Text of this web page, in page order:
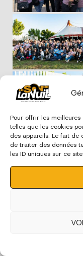
Pour offrir les
telles que les cookies
des appareils. Le fait de
de traiter des données
les ID uniques sur ce